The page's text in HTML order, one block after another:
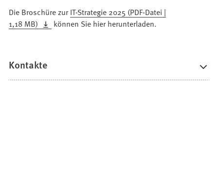
Die Broschüre zurIT-Strategie 2025 PDF-Datei
1,18 MB
können Sie hier herunterladen.
Kontakte